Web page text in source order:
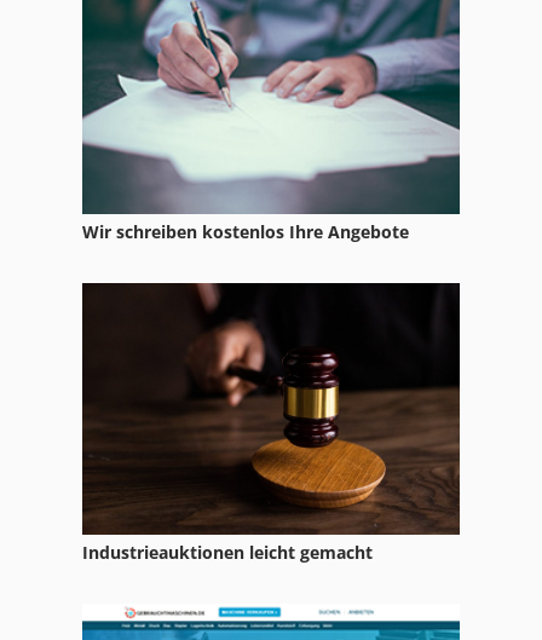
Kgs 1670
Ks 205
Sbs 8 70
Wir schreiben kostenlos Ihre Angebote
Industrieauktionen leicht gemacht